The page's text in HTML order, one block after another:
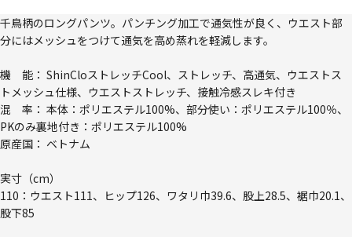
千鳥柄のロングパンツ。パンチング加工で通気性が良く、ウエスト部
分にはメッシュをつけて通気を高め蒸れを軽減します。
機 能： ShinCloストレッチCool、ストレッチ、高通気、ウエストス
トメッシュ仕様、ウエストストレッチ、接触冷感スレキ付き
混 率： 本体：ポリエステル100%、部分使い：ポリエステル100％、
PKのみ裏地付き：ポリエステル100%
原産国： ベトナム
実寸（cm）
110：ウエスト111、ヒップ126、ワタリ巾39.6、股上28.5、裾巾20.1、
股下85